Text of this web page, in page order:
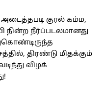
குரல் கம்ம,
நின்ற நீர்ப்படலமானது
திரண்டு மிதக்கும்
விழக்